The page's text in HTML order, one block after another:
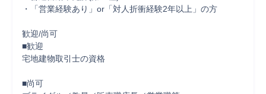
・「営業経験あり」or「対人折衝経験2年以上」の方
歓迎/尚可
■歓迎
宅地建物取引士の資格
■尚可